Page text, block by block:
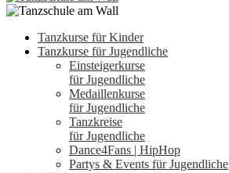
Tanzkurse für Kinder
Tanzkurse für Jugendliche
Einsteigerkurse
für Jugendliche
Medaillenkurse
für Jugendliche
Tanzkreise
für Jugendliche
Dance4Fans | HipHop
Partys & Events für Jugendliche